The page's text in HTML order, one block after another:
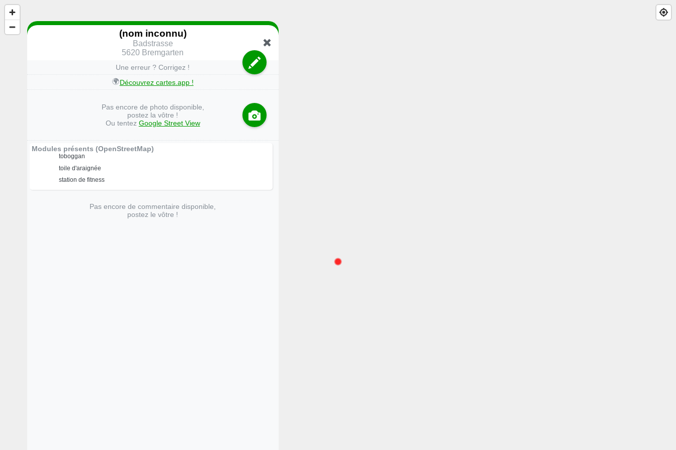
(nom inconnu)
Badstrasse
5620 Bremgarten
Une erreur ? Corrigez !
🌍Découvrez cartes.app !
Pas encore de photo disponible,
postez la vôtre !
Ou tentez Google Street View
Modules présents (OpenStreetMap)
toboggan
toile d'araignée
station de fitness
Pas encore de commentaire disponible,
postez le vôtre !